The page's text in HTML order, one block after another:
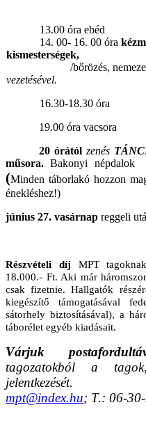
13.00 óra ebéd
14. 00- 16. 00 óra
kismesterségek,
/bőrözés,
vezetésével.
16.30-18.30 óra
19.00 óra vacsora
20 órától zenés
műsora.Bakonyi népdalok
(Minden táborlakó hozzon
énekléshez!)
június 27. vasárnap reggeli
Részvételi díj MPT
18.000.- Ft. Aki már
csak fizetnie. Hallgatók
kiegészítő támogatásával
sátorhely biztosításával), a
táborélet egyéb kiadásait.
Várjuk
tagozatokból a
mpt@index.hu; T.: 06-